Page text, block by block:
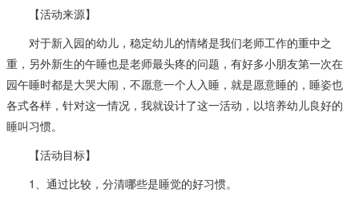
【活动来源】
对于新入园的幼儿，稳定幼儿的情绪是我们老师工作的重中之
重，另外新生的午睡也是老师最头疼的问题，有好多小朋友第一次在
园午睡时都是大哭大闹，不愿意一个人入睡，就是愿意睡的，睡姿也
各式各样，针对这一情况，我就设计了这一活动，以培养幼儿良好的
睡叫习惯。
【活动目标】
1、通过比较，分清哪些是睡觉的好习惯。